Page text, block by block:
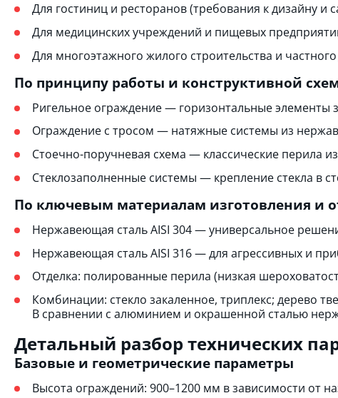
Для гостиниц и ресторанов (требования к дизайну и
Для медицинских учреждений и пищевых
Для многоэтажного жилого строительства и
По принципу работы и конструктивной
Ригельное ограждение — горизонтальные элементы
Ограждение с тросом — натяжные системы из
Стоечно-поручневая схема — классические перила
Стеклозаполненные системы — крепление стекла в
По ключевым материалам изготовления и
Нержавеющая сталь AISI 304 — универсальное
Нержавеющая сталь AISI 316 — для агрессивных и
Отделка: полированные перила (низкая
Комбинации: стекло закаленное, триплекс; дерево
В сравнении с алюминием и окрашенной сталью
Детальный разбор технических
Базовые и геометрические параметры
Высота ограждений: 900–1200 мм в зависимости от